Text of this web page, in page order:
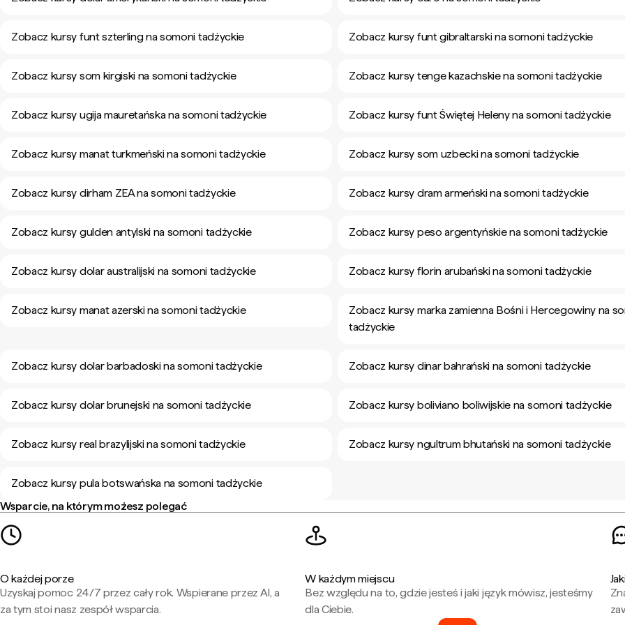
Zobacz kursy funt szterling na somoni tadżyckie Zobacz kursy funt gibraltarski na somoni tadżyckie
Zobacz kursy som kirgiski na somoni tadżyckie Zobacz kursy tenge kazachskie na somoni tadżyckie
Zobacz kursy ugija mauretańska na somoni tadżyckie Zobacz kursy funt Świętej Heleny na somoni tadżyckie
Zobacz kursy manat turkmeński na somoni tadżyckie Zobacz kursy som uzbecki na somoni tadżyckie
Zobacz kursy dirham ZEA na somoni tadżyckie Zobacz kursy dram armeński na somoni tadżyckie
Zobacz kursy gulden antylski na somoni tadżyckie Zobacz kursy peso argentyńskie na somoni tadżyckie
Zobacz kursy dolar australijski na somoni tadżyckie Zobacz kursy florin arubański na somoni tadżyckie
Zobacz kursy manat azerski na somoni tadżyckie
Zobacz kursy marka zamienna Bośni i Hercegowiny na
tadżyckie
Zobacz kursy dolar barbadoski na somoni tadżyckie Zobacz kursy dinar bahrański na somoni tadżyckie
Zobacz kursy dolar brunejski na somoni tadżyckie Zobacz kursy boliviano boliwijskie na somoni tadżyckie
Zobacz kursy real brazylijski na somoni tadżyckie Zobacz kursy ngultrum bhutański na somoni tadżyckie
Zobacz kursy pula botswańska na somoni tadżyckie
Wsparcie, na którym możesz polegać
O każdej porze
Uzyskaj pomoc 24/7 przez cały rok. Wspierane przez AI, a
za tym stoi nasz zespół wsparcia.
W każdym miejscu
Bez względu na to, gdzie jesteś i jaki język mówisz, jesteśmy
dla Ciebie.